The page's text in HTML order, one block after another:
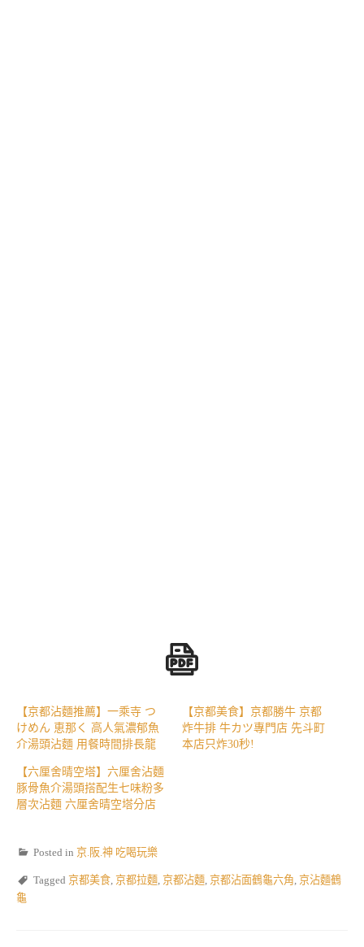
【京都沾麵推薦】一乘寺 つ
けめん 恵那く 高人氣濃郁魚
介湯頭沾麵 用餐時間排長龍
【京都美食】京都勝牛 京都
炸牛排 牛カツ專門店 先斗町
本店只炸30秒!
【六厘舍晴空塔】六厘舍沾麵
豚骨魚介湯頭搭配生七味粉多
層次沾麵 六厘舍晴空塔分店
Posted in 京.阪.神 吃喝玩樂
Tagged 京都美食 京都拉麵 京都沾麵 京都沾面鶴龜六角 京沾麵鶴
龜